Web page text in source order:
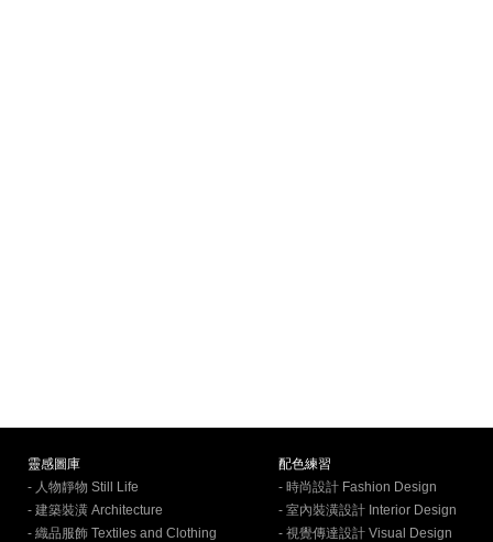
靈感圖庫
- 人物靜物 Still Life
- 建築裝潢 Architecture
- 織品服飾 Textiles and Clothing
配色練習
- 時尚設計 Fashion Design
- 室內裝潢設計 Interior Design
- 視覺傳達設計 Visual Design